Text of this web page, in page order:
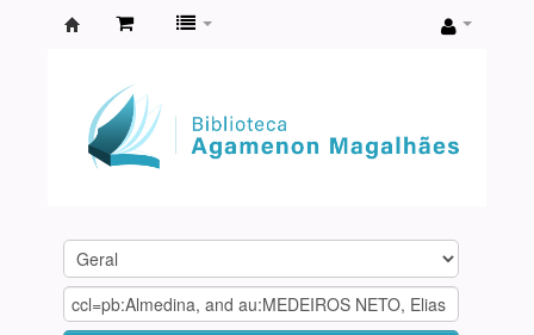
Agamenon
Magalhães